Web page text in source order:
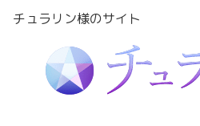
チュラリン様のサイト